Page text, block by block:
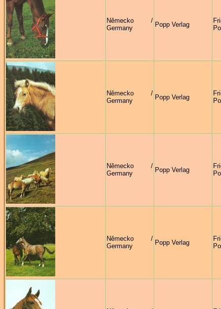
Německo /
Germany
Popp Verlag
Německo /
Germany
Popp Verlag
Německo /
Germany
Popp Verlag
Německo /
Germany
Popp Verlag